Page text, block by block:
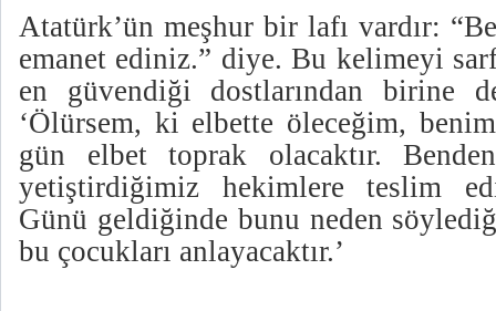
Atatürk’ün meşhur bir lafı vardır:
emanet ediniz.” diye. Bu kelimeyi
en güvendiği dostlarından birine
‘Ölürsem, ki elbette öleceğim,
gün elbet toprak olacaktır.
yetiştirdiğimiz hekimlere teslim
Günü geldiğinde bunu neden
bu çocukları anlayacaktır.’